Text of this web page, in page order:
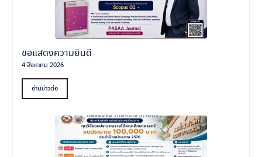
ขอแสดงความยินดี
4 สิงหาคม 2026
อ่านข่าวต่อ